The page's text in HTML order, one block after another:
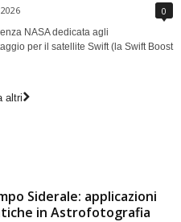
0
NASA dedicata agli
per il satellite Swift (la Swift Boost
altri
Siderale: applicazioni
in Astrofotografia